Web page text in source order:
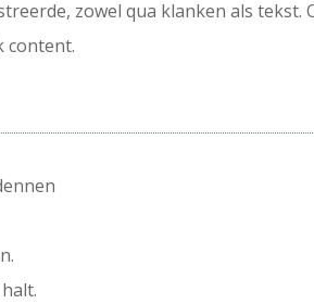
zowel qua klanken als tekst.
content.